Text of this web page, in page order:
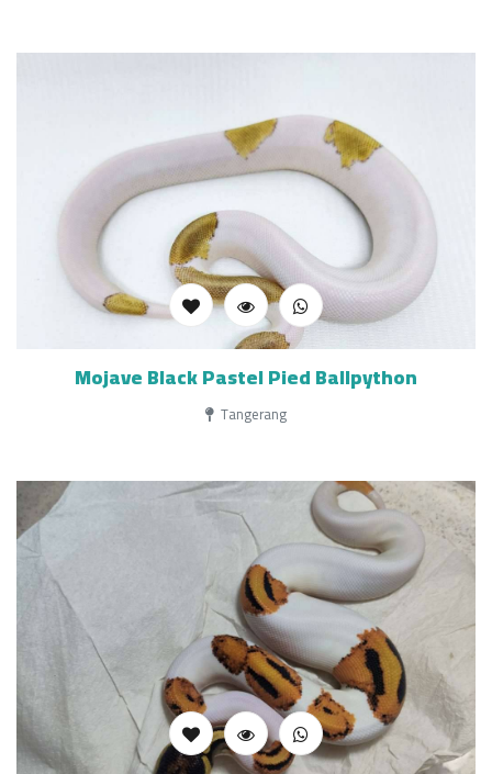
Mojave Black Pastel Pied Ballpython
Tangerang